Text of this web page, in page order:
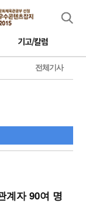
기고/칼럼
전체기사
계자 90여 명
검색